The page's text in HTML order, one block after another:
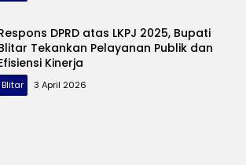
DPRD atas LKPJ 2025, Bupati
Tekankan Pelayanan Publik dan
Kinerja
Blitar 3 April 2026